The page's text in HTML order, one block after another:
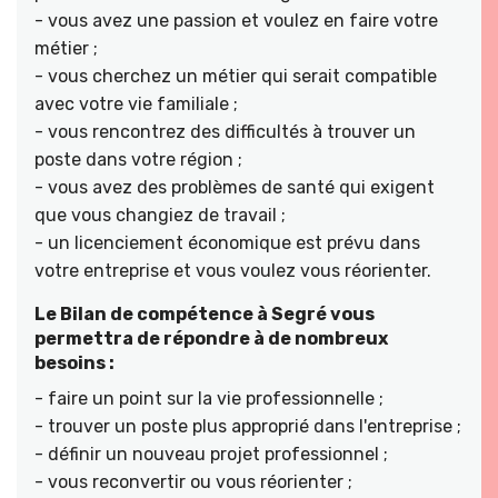
- vous avez une passion et voulez en faire votre
métier ;
- vous cherchez un métier qui serait compatible
avec votre vie familiale ;
- vous rencontrez des difficultés à trouver un
poste dans votre région ;
- vous avez des problèmes de santé qui exigent
que vous changiez de travail ;
- un licenciement économique est prévu dans
votre entreprise et vous voulez vous réorienter.
Le Bilan de compétence à Segré vous
permettra de répondre à de nombreux
besoins :
- faire un point sur la vie professionnelle ;
- trouver un poste plus approprié dans l'entreprise ;
- définir un nouveau projet professionnel ;
- vous reconvertir ou vous réorienter ;